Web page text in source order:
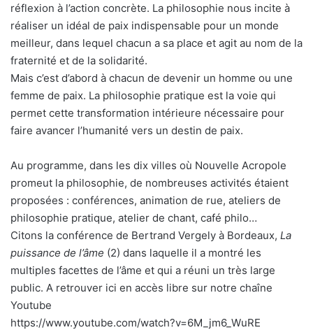
réflexion à l’action concrète. La philosophie nous incite à
réaliser un idéal de paix indispensable pour un monde
meilleur, dans lequel chacun a sa place et agit au nom de la
fraternité et de la solidarité.
Mais c’est d’abord à chacun de devenir un homme ou une
femme de paix. La philosophie pratique est la voie qui
permet cette transformation intérieure nécessaire pour
faire avancer l’humanité vers un destin de paix.
Au programme, dans les dix villes où Nouvelle Acropole
promeut la philosophie, de nombreuses activités étaient
proposées : conférences, animation de rue, ateliers de
philosophie pratique, atelier de chant, café philo…
Citons la conférence de Bertrand Vergely à Bordeaux, La
puissance de l’âme (2) dans laquelle il a montré les
multiples facettes de l’âme et qui a réuni un très large
public. A retrouver ici en accès libre sur notre chaîne
Youtube
https://www.youtube.com/watch?v=6M_jm6_WuRE